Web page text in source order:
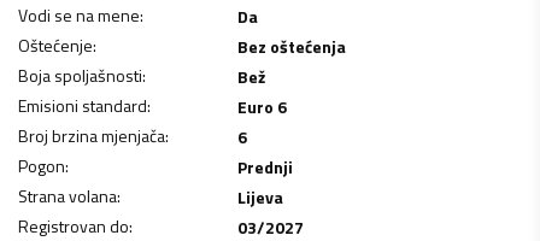
Vodi se na mene:
Da
Oštećenje:
Bez oštećenja
Boja spoljašnosti:
Bež
Emisioni standard:
Euro 6
Broj brzina mjenjača:
6
Pogon:
Prednji
Strana volana:
Lijeva
Registrovan do:
03/2027